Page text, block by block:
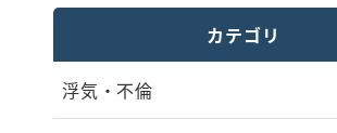
カテゴリ
浮気・不倫